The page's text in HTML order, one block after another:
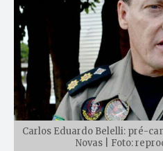
Carlos Eduardo Belelli: pré-
Novas | Foto: